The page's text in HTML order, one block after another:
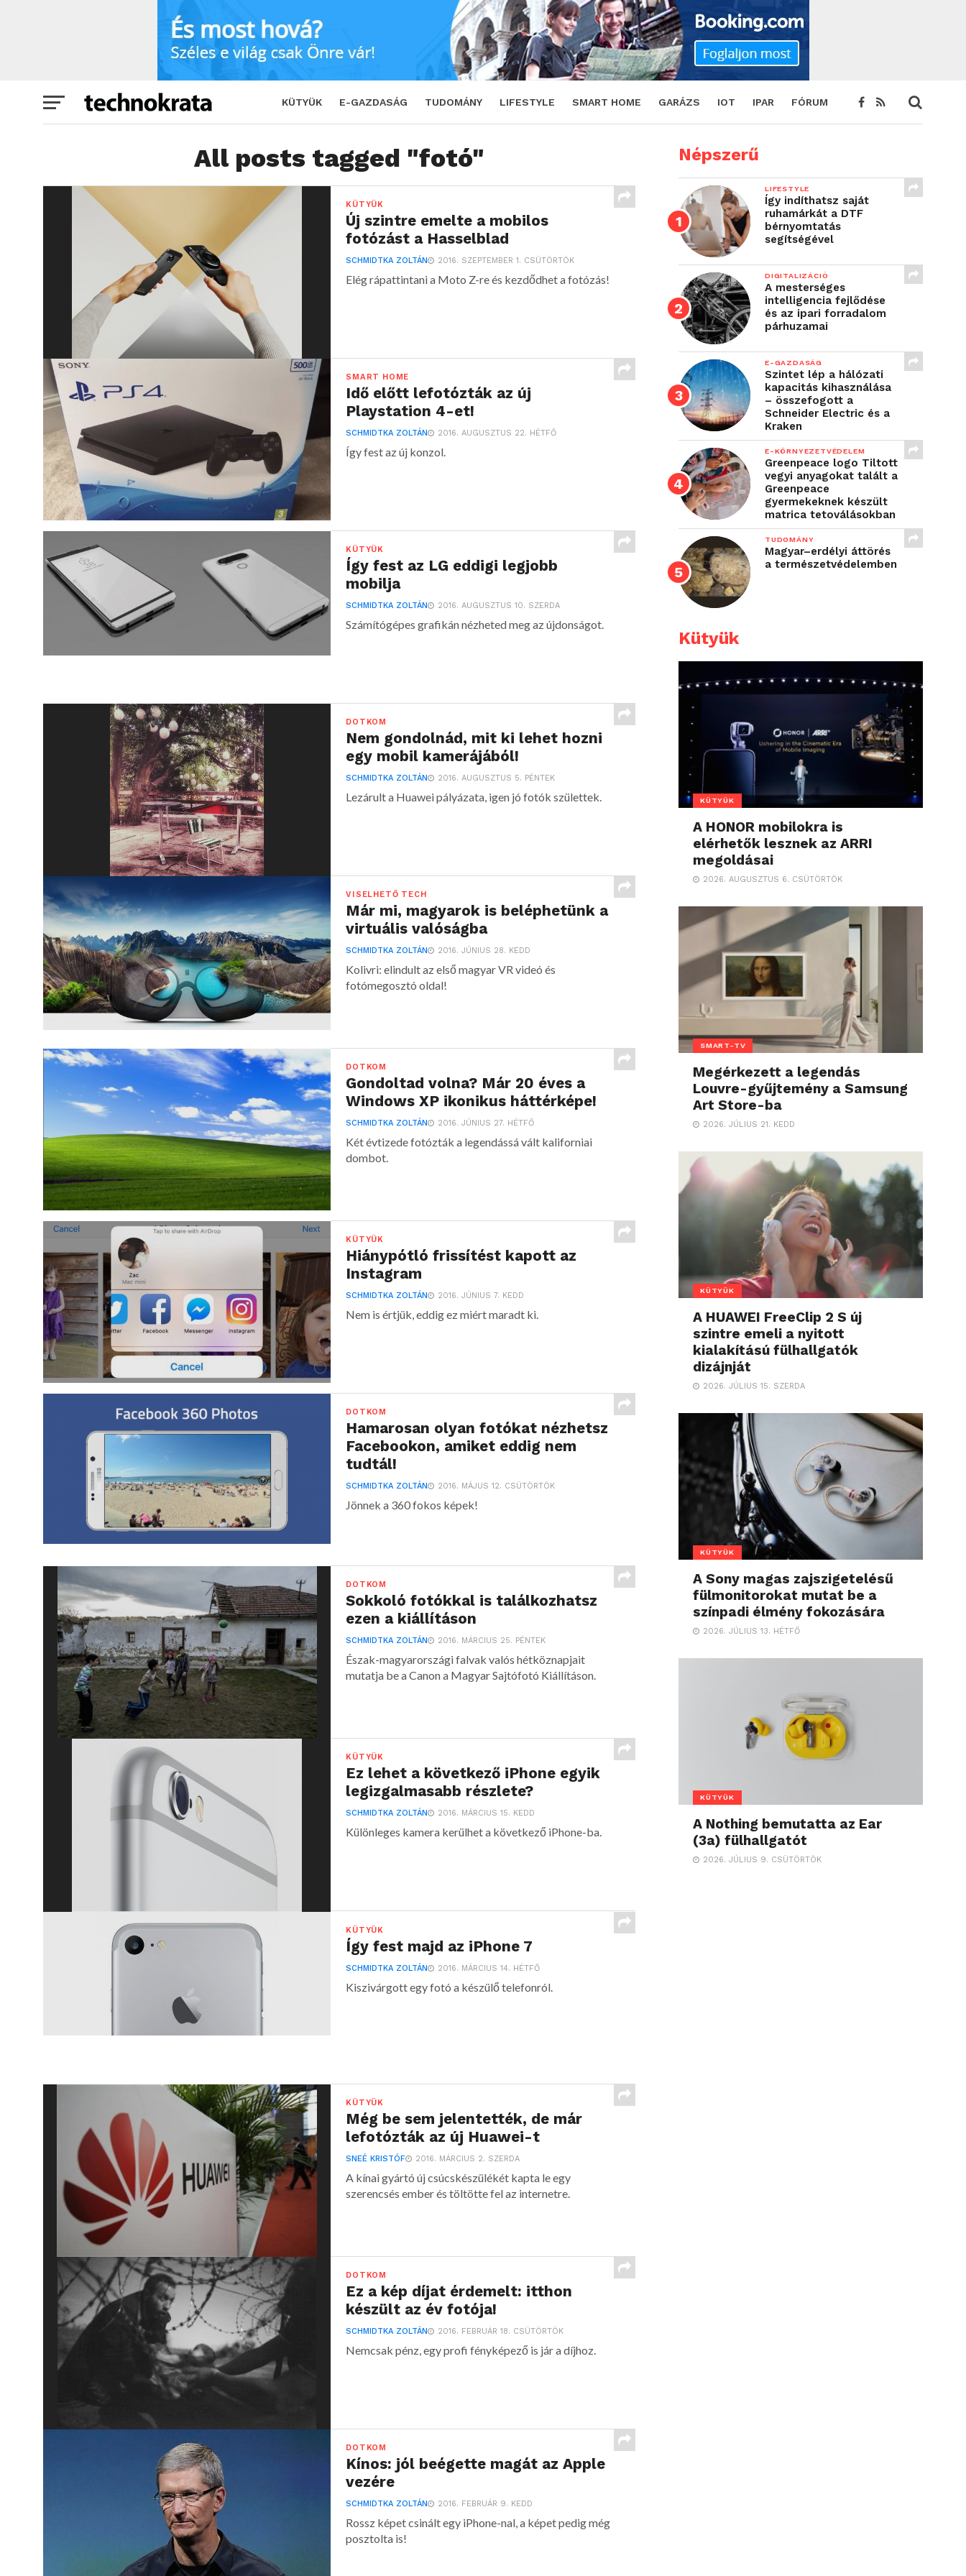
KÜTYÜK E-GAZDASÁG TUDOMÁNY LIFESTYLE SMART HOME GARÁZS IOT IPAR FÓRUM
All posts tagged "fotó"
KÜTYÜK
Új szintre emelte a mobilos
fotózást a Hasselblad
SCHMIDTKA ZOLTÁN 2016. SZEPTEMBER 1. CSÜTÖRTÖK
Elég rápattintani a Moto Z-re és kezdődhet a fotózás!
SMART HOME
Idő előtt lefotózták az új
Playstation 4-et!
SCHMIDTKA ZOLTÁN 2016. AUGUSZTUS 22. HÉTFŐ
Így fest az új konzol.
KÜTYÜK
Így fest az LG eddigi legjobb
mobilja
SCHMIDTKA ZOLTÁN 2016. AUGUSZTUS 10. SZERDA
Számítógépes grafikán nézheted meg az újdonságot.
DOTKOM
Nem gondolnád, mit ki lehet hozni
egy mobil kamerájából!
SCHMIDTKA ZOLTÁN 2016. AUGUSZTUS 5. PÉNTEK
Lezárult a Huawei pályázata, igen jó fotók születtek.
VISELHETŐ TECH
Már mi, magyarok is beléphetünk a
virtuális valóságba
SCHMIDTKA ZOLTÁN 2016. JÚNIUS 28. KEDD
Kolivri: elindult az első magyar VR videó és
fotómegosztó oldal!
DOTKOM
Gondoltad volna? Már 20 éves a
Windows XP ikonikus háttérképe!
SCHMIDTKA ZOLTÁN 2016. JÚNIUS 27. HÉTFŐ
Két évtizede fotózták a legendássá vált kaliforniai
dombot.
KÜTYÜK
Hiánypótló frissítést kapott az
Instagram
SCHMIDTKA ZOLTÁN 2016. JÚNIUS 7. KEDD
Nem is értjük, eddig ez miért maradt ki.
DOTKOM
Hamarosan olyan fotókat nézhetsz
Facebookon, amiket eddig nem
tudtál!
SCHMIDTKA ZOLTÁN 2016. MÁJUS 12. CSÜTÖRTÖK
Jönnek a 360 fokos képek!
DOTKOM
Sokkoló fotókkal is találkozhatsz
ezen a kiállításon
SCHMIDTKA ZOLTÁN 2016. MÁRCIUS 25. PÉNTEK
Észak-magyarországi falvak valós hétköznapjait
mutatja be a Canon a Magyar Sajtófotó Kiállításon.
KÜTYÜK
Ez lehet a következő iPhone egyik
legizgalmasabb részlete?
SCHMIDTKA ZOLTÁN 2016. MÁRCIUS 15. KEDD
Különleges kamera kerülhet a következő iPhone-ba.
KÜTYÜK
Így fest majd az iPhone 7
SCHMIDTKA ZOLTÁN 2016. MÁRCIUS 14. HÉTFŐ
Kiszivárgott egy fotó a készülő telefonról.
KÜTYÜK
Még be sem jelentették, de már
lefotózták az új Huawei-t
SNEÉ KRISTÓF 2016. MÁRCIUS 2. SZERDA
A kínai gyártó új csúcskészülékét kapta le egy
szerencsés ember és töltötte fel az internetre.
DOTKOM
Ez a kép díjat érdemelt: itthon
készült az év fotója!
SCHMIDTKA ZOLTÁN 2016. FEBRUÁR 18. CSÜTÖRTÖK
Nemcsak pénz, egy profi fényképező is jár a díjhoz.
DOTKOM
Kínos: jól beégette magát az Apple
vezére
SCHMIDTKA ZOLTÁN 2016. FEBRUÁR 9. KEDD
Rossz képet csinált egy iPhone-nal, a képet pedig még
posztolta is!
Népszerű
LIFESTYLE
Így indíthatsz saját
ruhamárkát a DTF
bérnyomtatás
segítségével
DIGITALIZÁCIÓ
A mesterséges
intelligencia fejlődése
és az ipari forradalom
párhuzamai
E-GAZDASÁG
Szintet lép a hálózati
kapacitás kihasználása
– összefogott a
Schneider Electric és a
Kraken
E-KÖRNYEZETVÉDELEM
Greenpeace logo Tiltott
vegyi anyagokat talált a
Greenpeace
gyermekeknek készült
matrica tetoválásokban
TUDOMÁNY
Magyar–erdélyi áttörés
a természetvédelemben
Kütyük
KÜTYÜK
A HONOR mobilokra is
elérhetők lesznek az ARRI
megoldásai
2026. AUGUSZTUS 6. CSÜTÖRTÖK
SMART-TV
Megérkezett a legendás
Louvre-gyűjtemény a Samsung
Art Store-ba
2026. JÚLIUS 21. KEDD
KÜTYÜK
A HUAWEI FreeClip 2 S új
szintre emeli a nyitott
kialakítású fülhallgatók
dizájnját
2026. JÚLIUS 15. SZERDA
KÜTYÜK
A Sony magas zajszigetelésű
fülmonitorokat mutat be a
színpadi élmény fokozására
2026. JÚLIUS 13. HÉTFŐ
KÜTYÜK
A Nothing bemutatta az Ear
(3a) fülhallgatót
2026. JÚLIUS 9. CSÜTÖRTÖK